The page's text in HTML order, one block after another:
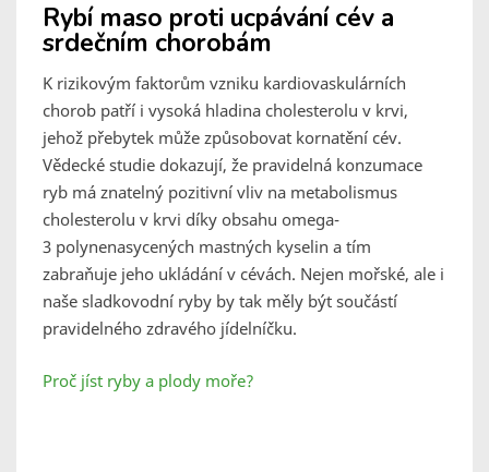
Rybí maso proti ucpávání cév a
srdečním chorobám
K rizikovým faktorům vzniku kardiovaskulárních
chorob patří i vysoká hladina cholesterolu v krvi,
jehož přebytek může způsobovat kornatění cév.
Vědecké studie dokazují, že pravidelná konzumace
ryb má znatelný pozitivní vliv na metabolismus
cholesterolu v krvi díky obsahu omega-
3 polynenasycených mastných kyselin a tím
zabraňuje jeho ukládání v cévách. Nejen mořské, ale i
naše sladkovodní ryby by tak měly být součástí
pravidelného zdravého jídelníčku.
Proč jíst ryby a plody moře?